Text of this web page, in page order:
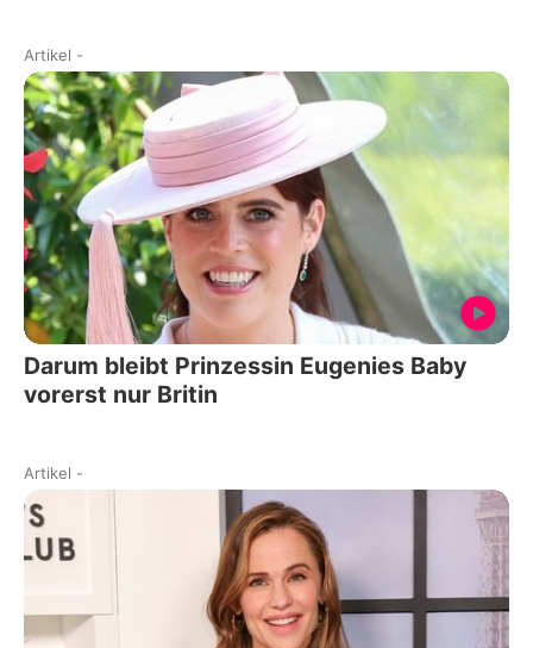
Artikel -
Darum bleibt Prinzessin Eugenies Baby
vorerst nur Britin
Artikel -